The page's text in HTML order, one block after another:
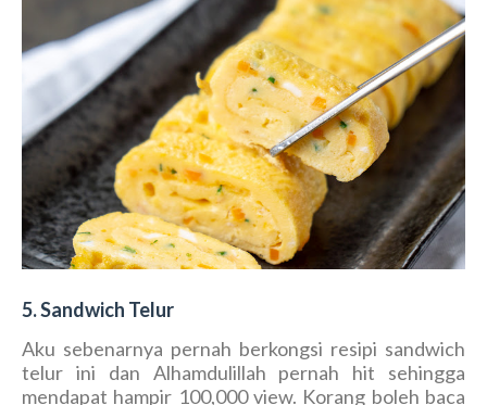
5. Sandwich Telur
Aku sebenarnya pernah berkongsi resipi sandwich
telur ini dan Alhamdulillah pernah hit sehingga
mendapat hampir 100,000 view. Korang boleh baca